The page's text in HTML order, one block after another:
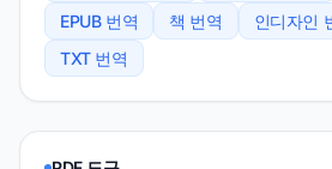
EPUB 번역
책 번역 인디자인
TXT 번역